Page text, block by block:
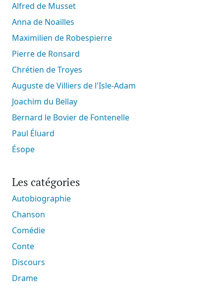
Alfred de Musset
Anna de Noailles
Maximilien de Robespierre
Pierre de Ronsard
Chrétien de Troyes
Auguste de Villiers de l'Isle-Adam
Joachim du Bellay
Bernard le Bovier de Fontenelle
Paul Éluard
Ésope
Les catégories
Autobiographie
Chanson
Comédie
Conte
Discours
Drame